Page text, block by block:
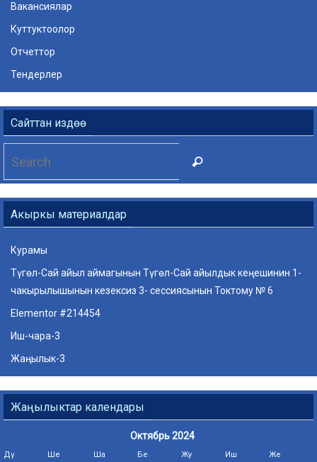
Вакансиялар
Куттуктоолор
Отчеттор
Тендерлер
Сайттан издөө
Search
Акыркы материалдар
Курамы
Түгөл-Сай айыл аймагынын Түгөл-Сай айылдык кеңешинин 1-
чакырылышынын кезексиз 3- сессиясынын Токтому № 6
Elementor #214454
Иш-чара-3
Жаңылык-3
Жаңылыктар календары
Октябрь 2024
Дү Ше Ша Бе Жу Иш Же